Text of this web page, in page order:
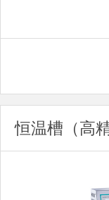
恒温槽（高